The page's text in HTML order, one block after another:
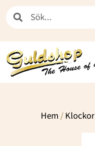
Hoppa
till
innehåll
Sök Sök
Hem/Klockor